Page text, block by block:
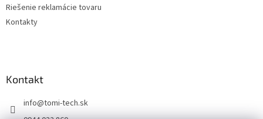
Riešenie reklamácie tovaru
Kontakty
Kontakt
info@tomi-tech.sk